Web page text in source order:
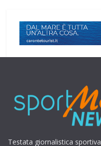
Testata giornalistica sportiva